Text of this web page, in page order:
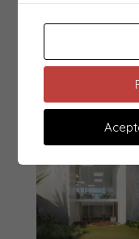
multifuncionales
relajantes como
y disfrute de los
entender el